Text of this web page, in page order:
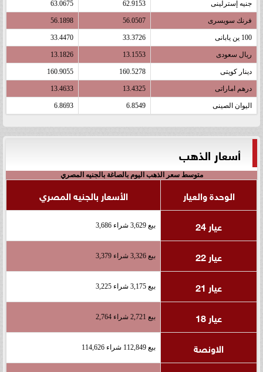
جنيه إسترلينى 62.9153
63.0675
فرنك سويسرى 56.0507
56.1898
100 ين يابانى 33.3726
33.4470
ريال سعودى 13.1553
13.1826
دينار كويتى 160.5278
160.9055
درهم اماراتى 13.4325
13.4633
اليوان الصينى 6.8549
6.8693
أسعار الذهب
متوسط سعر الذهب اليوم بالصاغة بالجنيه المصري
الوحدة والعيار
الأسعار بالجنيه المصري
عيار 24
بيع 3,629 شراء 3,686
عيار 22 بيع 3,326 شراء 3,379
عيار 21 بيع 3,175 شراء 3,225
عيار 18 بيع 2,721 شراء 2,764
الاونصة بيع 112,849 شراء 114,626